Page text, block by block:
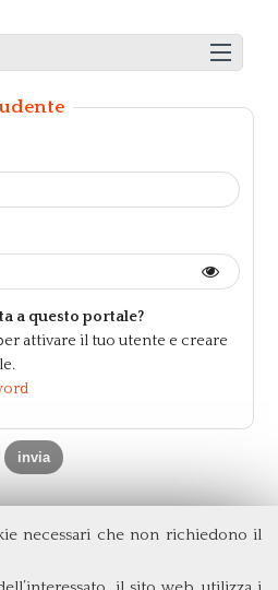
necessari che non richiedono il
a questo portale?
attivare il tuo utente e creare
di Roma Tor Vergata